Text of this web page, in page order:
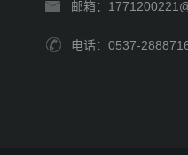
邮箱：
电话：0537-